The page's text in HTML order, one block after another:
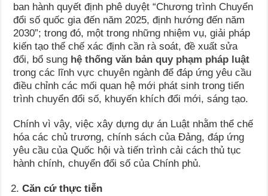
ban hành quyết định phê duyệt “Chương trình Chuyển
đổi số quốc gia đến năm 2025, định hướng đến năm
2030”; trong đó, một trong những nhiệm vụ, giải pháp
kiến tạo thể chế xác định cần rà soát, đề xuất sửa
đổi, bổ sung hệ thống văn bản quy phạm pháp luật
trong các lĩnh vực chuyên ngành để đáp ứng yêu cầu
điều chỉnh các mối quan hệ mới phát sinh trong tiến
trình chuyển đổi số, khuyến khích đổi mới, sáng tạo.
Chính vì vậy, việc xây dựng dự án Luật nhằm thể chế
hóa các chủ trương, chính sách của Đảng, đáp ứng
yêu cầu của Quốc hội và tiến trình cải cách thủ tục
hành chính, chuyển đổi số của Chính phủ.
Căn cứ thực tiễn